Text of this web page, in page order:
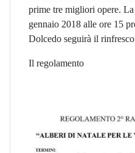
prime tre migliori opere.
gennaio 2018 alle ore 15
Dolcedo seguirà il
Il regolamento